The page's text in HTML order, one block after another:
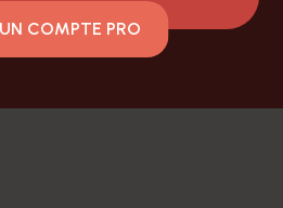
COMPTE PRO